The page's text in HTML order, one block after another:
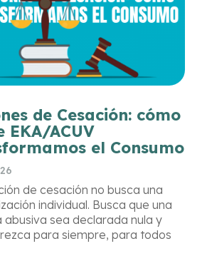
de Cesación: cómo
EKA/ACUV
el Consumo
de cesación no busca una
individual. Busca que una
abusiva sea declarada nula y
para siempre, para todos